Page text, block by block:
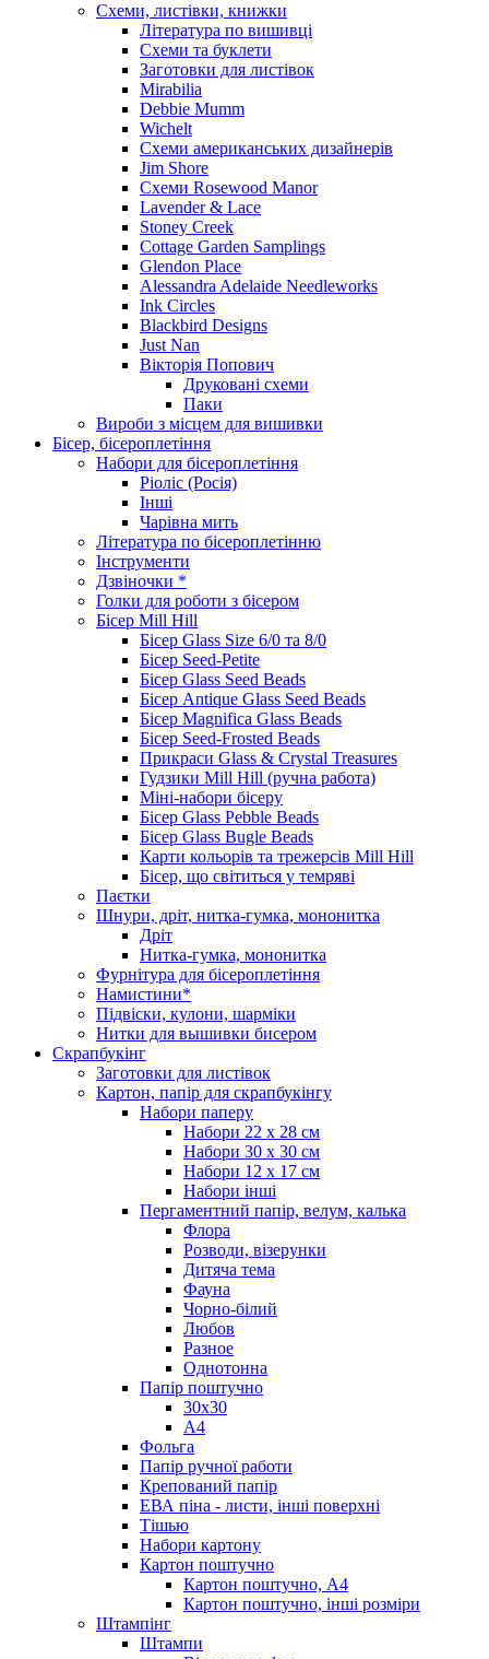
Схеми, листівки, книжки
Література по вишивці
Схеми та буклети
Заготовки для листівок
Mirabilia
Debbie Mumm
Wichelt
Схеми американських дизайнерів
Jim Shore
Cхеми Rosewood Manor
Lavender & Lace
Stoney Creek
Cottage Garden Samplings
Glendon Place
Alessandra Adelaide Needleworks
Ink Circles
Blackbird Designs
Just Nan
Вікторія Попович
Друковані схеми
Паки
Вироби з місцем для вишивки
Бісер, бісероплетіння
Набори для бісероплетіння
Ріоліс (Росія)
Інші
Чарівна мить
Література по бісероплетінню
Інструменти
Дзвіночки *
Голки для роботи з бісером
Бісер Mill Hill
Бісер Glass Size 6/0 та 8/0
Бісер Seed-Petite
Бісер Glass Seed Beads
Бісер Antique Glass Seed Beads
Бісер Magnifica Glass Beads
Бісер Seed-Frosted Beads
Прикраси Glass & Crystal Treasures
Гудзики Mill Hill (ручна работа)
Міні-набори бісеру
Бісер Glass Pebble Beads
Бісер Glass Bugle Beads
Карти кольорів та трежерсів Mill Hill
Бісер, що світиться у темряві
Паєтки
Шнури, дріт, нитка-гумка, мононитка
Дріт
Нитка-гумка, мононитка
Фурнітура для бісероплетіння
Намистини*
Підвіски, кулони, шарміки
Нитки для вышивки бисером
Скрапбукінг
Заготовки для листівок
Картон, папір для скрапбукінгу
Набори паперу
Набори 22 х 28 см
Набори 30 х 30 см
Набори 12 х 17 см
Набори інші
Пергаментний папір, велум, калька
Флора
Розводи, візерунки
Дитяча тема
Фауна
Чорно-білий
Любов
Разное
Однотонна
Папір поштучно
30х30
А4
Фольга
Папір ручної работи
Крепований папір
ЕВА піна - листи, інші поверхні
Тішью
Набори картону
Картон поштучно
Картон поштучно, А4
Картон поштучно, інші розміри
Штампінг
Штампи